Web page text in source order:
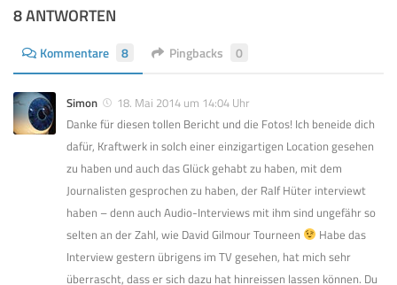
8 ANTWORTEN
Kommentare 8 Pingbacks 0
Simon
18. Mai 2014 um 14:04 Uhr
Danke für diesen tollen Bericht und die Fotos! Ich beneide dich
dafür, Kraftwerk in solch einer einzigartigen Location gesehen
zu haben und auch das Glück gehabt zu haben, mit dem
Journalisten gesprochen zu haben, der Ralf Hüter interviewt
haben – denn auch Audio-Interviews mit ihm sind ungefähr so
selten an der Zahl, wie David Gilmour Tourneen
Habe das
Interview gestern übrigens im TV gesehen, hat mich sehr
überrascht, dass er sich dazu hat hinreissen lassen können. Du